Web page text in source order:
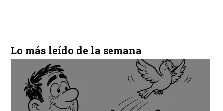
Lo más leído de la semana